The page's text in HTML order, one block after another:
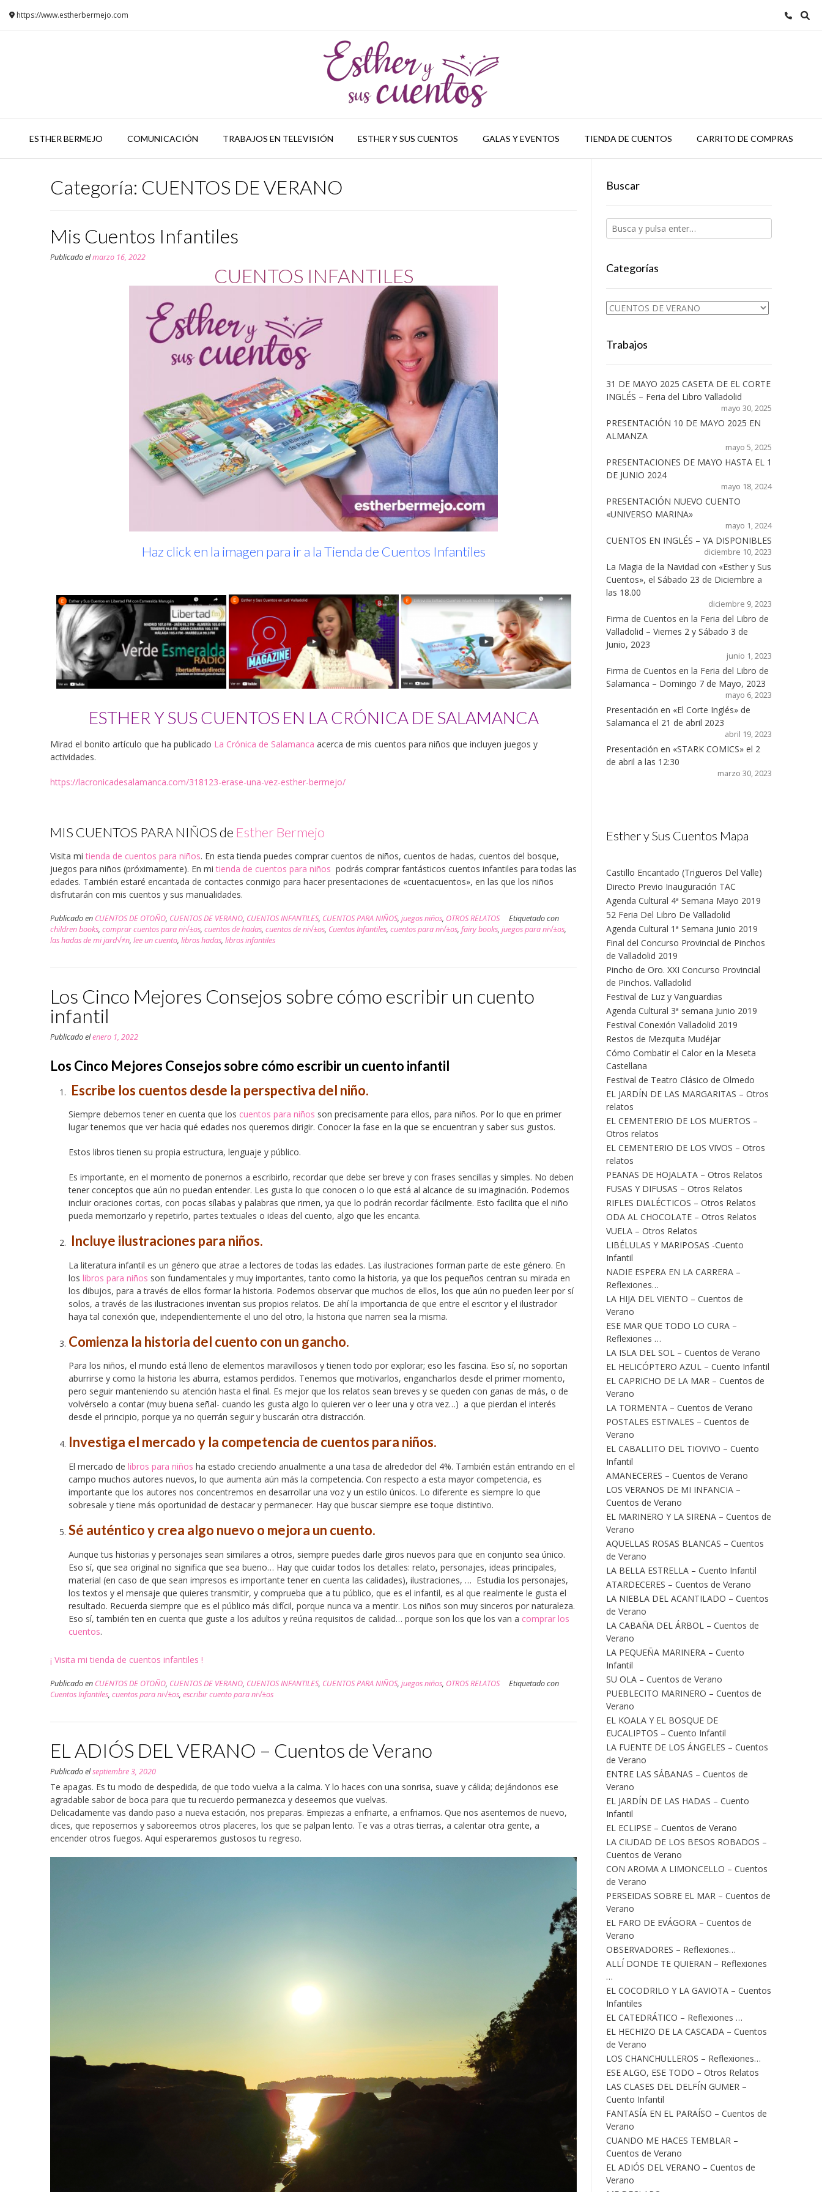
https://www.estherbermejo.com
ESTHER BERMEJO COMUNICACIÓN TRABAJOS EN TELEVISIÓN ESTHER Y SUS CUENTOS GALAS Y EVENTOS TIENDA DE CUENTOS CARRITO DE COMPRAS
Categoría: CUENTOS DE VERANO
Mis Cuentos Infantiles
Publicado elmarzo 16, 2022
CUENTOS INFANTILES
Haz click en la imagen para ir a la Tienda de Cuentos Infantiles
ESTHER Y SUS CUENTOS EN LA CRÓNICA DE SALAMANCA
Mirad el bonito artículo que ha publicado La Crónica de Salamanca acerca de mis cuentos para niños que incluyen juegos y
actividades.
https://lacronicadesalamanca.com/318123-erase-una-vez-esther-bermejo/
MIS CUENTOS PARA NIÑOS de Esther Bermejo
Visita mitienda de cuentos para niños. En esta tienda puedes comprar cuentos de niños, cuentos de hadas, cuentos del bosque,
juegos para niños (próximamente). En mi tienda de cuentos para niños podrás comprar fantásticos cuentos infantiles para todas las
edades. También estaré encantada de contactes conmigo para hacer presentaciones de «cuentacuentos», en las que los niños
disfrutarán con mis cuentos y sus manualidades.
Publicado en CUENTOS DE OTOÑO, CUENTOS DE VERANO, CUENTOS INFANTILES, CUENTOS PARA NIÑOS, juegos niños, OTROS RELATOS
Etiquetado con
children books, comprar cuentos para ni√±os, cuentos de hadas, cuentos de ni√±os, Cuentos Infantiles, cuentos para ni√±os, fairy books, juegos para ni√±os,
las hadas de mi jard√≠n, lee un cuento, libros hadas, libros infantiles
Los Cinco Mejores Consejos sobre cómo escribir un cuento
infantil
Publicado elenero 1, 2022
Los Cinco Mejores Consejos sobre cómo escribir un cuento infantil
Escribe los cuentos desde la perspectiva del niño.
Siempre debemos tener en cuenta que los cuentos para niños son precisamente para ellos, para niños. Por lo que en primer
lugar tenemos que ver hacia qué edades nos queremos dirigir. Conocer la fase en la que se encuentran y saber sus gustos.
Estos libros tienen su propia estructura, lenguaje y público.
Es importante, en el momento de ponernos a escribirlo, recordar que debe ser breve y con frases sencillas y simples. No deben
tener conceptos que aún no puedan entender. Les gusta lo que conocen o lo que está al alcance de su imaginación. Podemos
incluir oraciones cortas, con pocas sílabas y palabras que rimen, ya que lo podrán recordar fácilmente. Esto facilita que el niño
pueda memorizarlo y repetirlo, partes textuales o ideas del cuento, algo que les encanta.
Incluye ilustraciones para niños.
La literatura infantil es un género que atrae a lectores de todas las edades. Las ilustraciones forman parte de este género. En
los libros para niños son fundamentales y muy importantes, tanto como la historia, ya que los pequeños centran su mirada en
los dibujos, para a través de ellos formar la historia. Podemos observar que muchos de ellos, los que aún no pueden leer por sí
solos, a través de las ilustraciones inventan sus propios relatos. De ahí la importancia de que entre el escritor y el ilustrador
haya tal conexión que, independientemente el uno del otro, la historia que narren sea la misma.
Comienza la historia del cuento con un gancho.
Para los niños, el mundo está lleno de elementos maravillosos y tienen todo por explorar; eso les fascina. Eso sí, no soportan
aburrirse y como la historia les aburra, estamos perdidos. Tenemos que motivarlos, engancharlos desde el primer momento,
pero seguir manteniendo su atención hasta el final. Es mejor que los relatos sean breves y se queden con ganas de más, o de
volvérselo a contar (muy buena señal- cuando les gusta algo lo quieren ver o leer una y otra vez…) a que pierdan el interés
desde el principio, porque ya no querrán seguir y buscarán otra distracción.
Investiga el mercado y la competencia de cuentos para niños.
El mercado de libros para niños ha estado creciendo anualmente a una tasa de alrededor del 4%. También están entrando en el
campo muchos autores nuevos, lo que aumenta aún más la competencia. Con respecto a esta mayor competencia, es
importante que los autores nos concentremos en desarrollar una voz y un estilo únicos. Lo diferente es siempre lo que
sobresale y tiene más oportunidad de destacar y permanecer. Hay que buscar siempre ese toque distintivo.
Sé auténtico y crea algo nuevo o mejora un cuento.
Aunque tus historias y personajes sean similares a otros, siempre puedes darle giros nuevos para que en conjunto sea único.
Eso sí, que sea original no significa que sea bueno… Hay que cuidar todos los detalles: relato, personajes, ideas principales,
material (en caso de que sean impresos es importante tener en cuenta las calidades), ilustraciones, … Estudia los personajes,
los textos y el mensaje que quieres transmitir, y comprueba que a tu público, que es el infantil, es al que realmente le gusta el
resultado. Recuerda siempre que es el público más difícil, porque nunca va a mentir. Los niños son muy sinceros por naturaleza.
Eso sí, también ten en cuenta que guste a los adultos y reúna requisitos de calidad… porque son los que los van a comprar los
cuentos.
¡ Visita mi tienda de cuentos infantiles !
Publicado en CUENTOS DE OTOÑO, CUENTOS DE VERANO, CUENTOS INFANTILES, CUENTOS PARA NIÑOS, juegos niños, OTROS RELATOS
Etiquetado con
Cuentos Infantiles, cuentos para ni√±os, escribir cuento para ni√±os
EL ADIÓS DEL VERANO – Cuentos de Verano
Publicado elseptiembre 3, 2020
Te apagas. Es tu modo de despedida, de que todo vuelva a la calma. Y lo haces con una sonrisa, suave y cálida; dejándonos ese
agradable sabor de boca para que tu recuerdo permanezca y deseemos que vuelvas.
Delicadamente vas dando paso a nueva estación, nos preparas. Empiezas a enfriarte, a enfriarnos. Que nos asentemos de nuevo,
dices, que reposemos y saboreemos otros placeres, los que se palpan lento. Te vas a otras tierras, a calentar otra gente, a
encender otros fuegos. Aquí esperaremos gustosos tu regreso.
Buscar
Categorías
Categorías
Trabajos
31 DE MAYO 2025 CASETA DE EL CORTE
INGLÉS – Feria del Libro Valladolid
mayo 30, 2025
PRESENTACIÓN 10 DE MAYO 2025 EN
ALMANZA
mayo 5, 2025
PRESENTACIONES DE MAYO HASTA EL 1
DE JUNIO 2024
mayo 18, 2024
PRESENTACIÓN NUEVO CUENTO
«UNIVERSO MARINA»
mayo 1, 2024
CUENTOS EN INGLÉS – YA DISPONIBLES
diciembre 10, 2023
La Magia de la Navidad con «Esther y Sus
Cuentos», el Sábado 23 de Diciembre a
las 18.00
diciembre 9, 2023
Firma de Cuentos en la Feria del Libro de
Valladolid – Viernes 2 y Sábado 3 de
Junio, 2023
junio 1, 2023
Firma de Cuentos en la Feria del Libro de
Salamanca – Domingo 7 de Mayo, 2023
mayo 6, 2023
Presentación en «El Corte Inglés» de
Salamanca el 21 de abril 2023
abril 19, 2023
Presentación en «STARK COMICS» el 2
de abril a las 12:30
marzo 30, 2023
Esther y Sus Cuentos Mapa
Castillo Encantado (Trigueros Del Valle)
Directo Previo Inauguración TAC
Agenda Cultural 4ª Semana Mayo 2019
52 Feria Del Libro De Valladolid
Agenda Cultural 1ª Semana Junio 2019
Final del Concurso Provincial de Pinchos
de Valladolid 2019
Pincho de Oro. XXI Concurso Provincial
de Pinchos. Valladolid
Festival de Luz y Vanguardias
Agenda Cultural 3ª semana Junio 2019
Festival Conexión Valladolid 2019
Restos de Mezquita Mudéjar
Cómo Combatir el Calor en la Meseta
Castellana
Festival de Teatro Clásico de Olmedo
EL JARDÍN DE LAS MARGARITAS – Otros
relatos
EL CEMENTERIO DE LOS MUERTOS –
Otros relatos
EL CEMENTERIO DE LOS VIVOS – Otros
relatos
PEANAS DE HOJALATA – Otros Relatos
FUSAS Y DIFUSAS – Otros Relatos
RIFLES DIALÉCTICOS – Otros Relatos
ODA AL CHOCOLATE – Otros Relatos
VUELA – Otros Relatos
LIBÉLULAS Y MARIPOSAS -Cuento
Infantil
NADIE ESPERA EN LA CARRERA –
Reflexiones…
LA HIJA DEL VIENTO – Cuentos de
Verano
ESE MAR QUE TODO LO CURA –
Reflexiones …
LA ISLA DEL SOL – Cuentos de Verano
EL HELICÓPTERO AZUL – Cuento Infantil
EL CAPRICHO DE LA MAR – Cuentos de
Verano
LA TORMENTA – Cuentos de Verano
POSTALES ESTIVALES – Cuentos de
Verano
EL CABALLITO DEL TIOVIVO – Cuento
Infantil
AMANECERES – Cuentos de Verano
LOS VERANOS DE MI INFANCIA –
Cuentos de Verano
EL MARINERO Y LA SIRENA – Cuentos de
Verano
AQUELLAS ROSAS BLANCAS – Cuentos
de Verano
LA BELLA ESTRELLA – Cuento Infantil
ATARDECERES – Cuentos de Verano
LA NIEBLA DEL ACANTILADO – Cuentos
de Verano
LA CABAÑA DEL ÁRBOL – Cuentos de
Verano
LA PEQUEÑA MARINERA – Cuento
Infantil
SU OLA – Cuentos de Verano
PUEBLECITO MARINERO – Cuentos de
Verano
EL KOALA Y EL BOSQUE DE
EUCALIPTOS – Cuento Infantil
LA FUENTE DE LOS ÁNGELES – Cuentos
de Verano
ENTRE LAS SÁBANAS – Cuentos de
Verano
EL JARDÍN DE LAS HADAS – Cuento
Infantil
EL ECLIPSE – Cuentos de Verano
LA CIUDAD DE LOS BESOS ROBADOS –
Cuentos de Verano
CON AROMA A LIMONCELLO – Cuentos
de Verano
PERSEIDAS SOBRE EL MAR – Cuentos de
Verano
EL FARO DE EVÁGORA – Cuentos de
Verano
OBSERVADORES – Reflexiones…
ALLÍ DONDE TE QUIERAN – Reflexiones
…
EL COCODRILO Y LA GAVIOTA – Cuentos
Infantiles
EL CATEDRÁTICO – Reflexiones …
EL HECHIZO DE LA CASCADA – Cuentos
de Verano
LOS CHANCHULLEROS – Reflexiones…
ESE ALGO, ESE TODO – Otros Relatos
LAS CLASES DEL DELFÍN GUMER –
Cuento Infantil
FANTASÍA EN EL PARAÍSO – Cuentos de
Verano
CUANDO ME HACES TEMBLAR –
Cuentos de Verano
EL ADIÓS DEL VERANO – Cuentos de
Verano